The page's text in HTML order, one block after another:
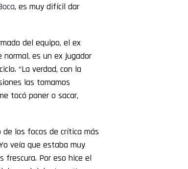
, es muy difícil dar
del equipo, el ex
es un ex jugador
“La verdad, con la
las tomamos
tocó poner o sacar,
de los focos de crítica más
veía que estaba muy
frescura. Por eso hice el